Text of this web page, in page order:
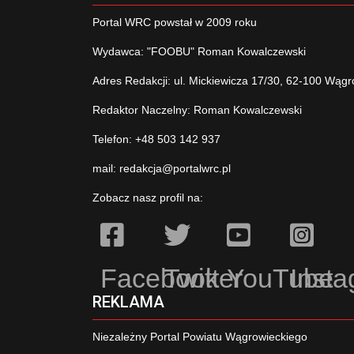
Portal WRC powstał w 2009 roku
Wydawca: "FOOBU" Roman Kowalczewski
Adres Redakcji: ul. Mickiewicza 17/30, 62-100
Redaktor Naczelny: Roman Kowalczewski
Telefon: +48 503 142 937
mail: redakcja@portalwrc.pl
Zobacz nasz profil na:
Facebook
TwitterYouTube
REKLAMA
Niezależny Portal Powiatu Wągrowieckiego